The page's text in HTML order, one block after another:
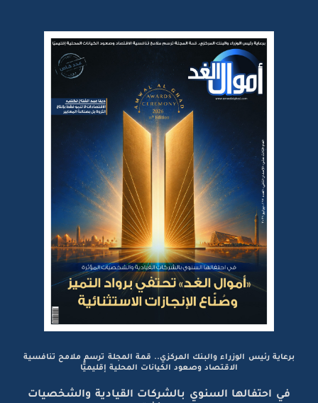
برعاية رئيس الوزراء والبنك المركزي.. قمة المجلة ترسم ملامح تنافسية
الاقتصاد وصعود الكيانات المحلية إقليميًّا
في احتفالها السنوي بالشركات القيادية والشخصيات